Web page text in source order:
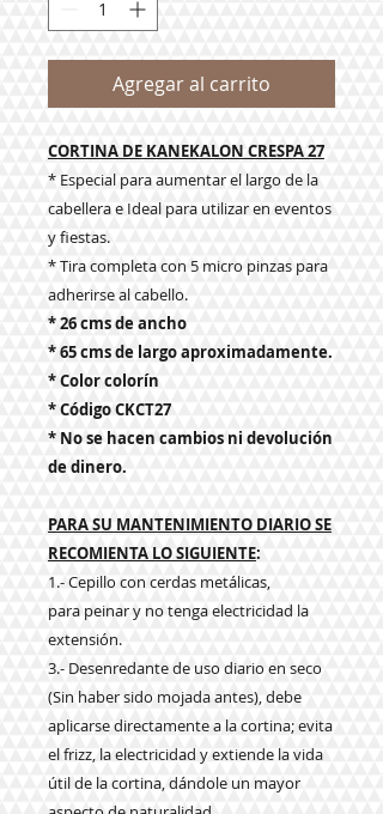
Agregar al carrito
CORTINA DE KANEKALON CRESPA 27
* Especial para aumentar el largo de la
cabellera e Ideal para utilizar en eventos
y fiestas.
* Tira completa con 5 micro pinzas para
adherirse al cabello.
* 26 cms de ancho
* 65 cms de largo aproximadamente.
* Color colorín
* Código CKCT27
* No se hacen cambios ni devolución
de dinero.
PARA SU MANTENIMIENTO DIARIO SE
RECOMIENTA LO SIGUIENTE:
1.- Cepillo con cerdas metálicas,
para peinar y no tenga electricidad la
extensión.
3.- Desenredante de uso diario en seco
(Sin haber sido mojada antes), debe
aplicarse directamente a la cortina; evita
el frizz, la electricidad y extiende la vida
útil de la cortina, dándole un mayor